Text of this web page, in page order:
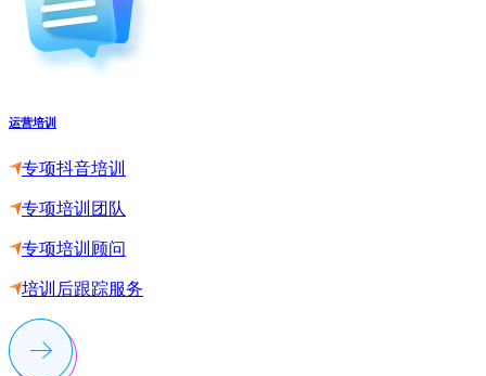
运营培训
专项抖音培训
专项培训团队
专项培训顾问
培训后跟踪服务